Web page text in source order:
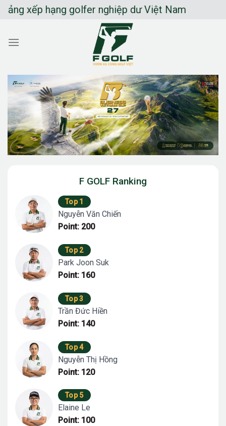
Chuyển
dung
hạng golfer nghiệp dư Việt Nam
F GOLF Ranking
Top 1
Nguyễn Văn Chiến
Point: 200
Top 2
Park Joon Suk
Point: 160
Top 3
Trần Đức Hiền
Point: 140
Top 4
Nguyễn Thị Hồng
Point: 120
Top 5
Elaine Le
Point: 100